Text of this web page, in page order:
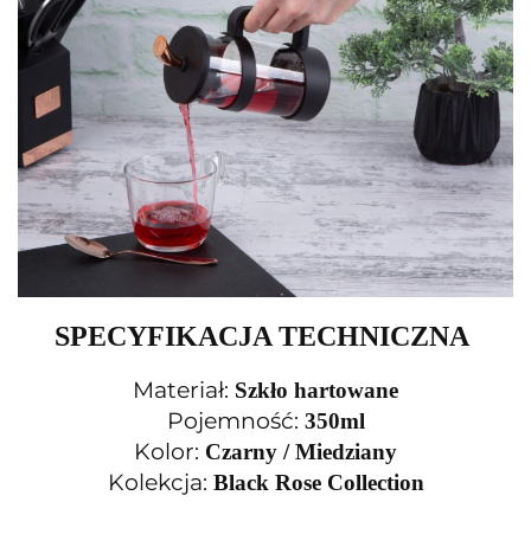
SPECYFIKACJA TECHNICZNA
Materiał: Szkło hartowane
Pojemność: 350ml
Kolor: Czarny / Miedziany
Kolekcja: Black Rose Collection